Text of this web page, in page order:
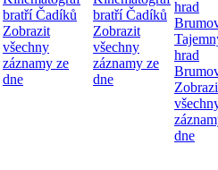
bratří Čadíků
Zobrazit
všechny
záznamy ze
dne
bratří Čadíků
Zobrazit
všechny
záznamy ze
dne
hrad
hrad
dne